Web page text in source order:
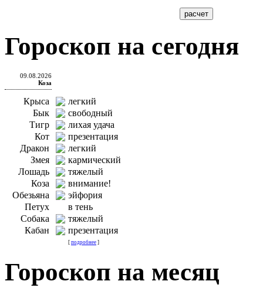
Гороскоп на сегодня
09.08.2026
Коза
Крыса
легкий
Бык
свободный
Тигр
лихая удача
Кот
презентация
Дракон
легкий
Змея
кармический
Лошадь
тяжелый
Коза
внимание!
Обезьяна
эйфория
Петух
в тень
Собака
тяжелый
Кабан
презентация
[ подробнее ]
Гороскоп на месяц